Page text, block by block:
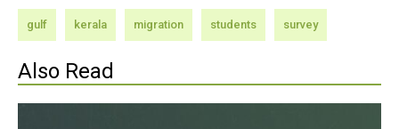
gulf kerala migration students survey
Also Read